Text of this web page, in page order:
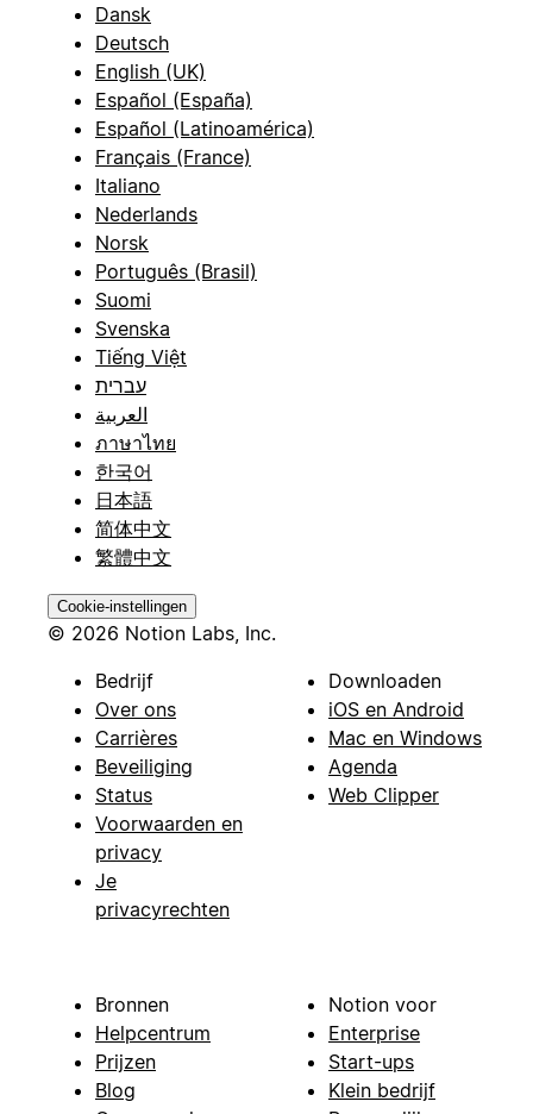
Dansk
Deutsch
English (UK)
Español (España)
Español (Latinoamérica)
Français (France)
Italiano
Nederlands
Norsk
Português (Brasil)
Suomi
Svenska
Tiếng Việt
עברית
العربية
ภาษาไทย
한국어
日本語
简体中文
繁體中文
Cookie-instellingen
© 2026 Notion Labs, Inc.
Bedrijf
Over ons
Carrières
Beveiliging
Status
Voorwaarden en
privacy
Je
privacyrechten
Downloaden
iOS en Android
Mac en Windows
Agenda
Web Clipper
Bronnen
Helpcentrum
Prijzen
Blog
Notion voor
Enterprise
Start-ups
Klein bedrijf